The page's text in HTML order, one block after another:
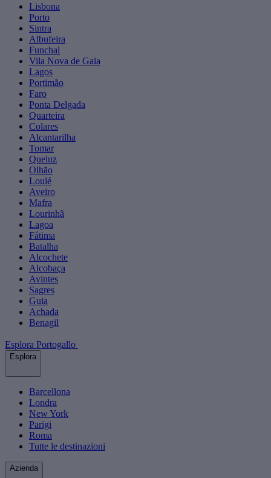
Lisbona
Porto
Sintra
Albufeira
Funchal
Vila Nova de Gaia
Lagos
Portimão
Faro
Ponta Delgada
Quarteira
Colares
Alcantarilha
Tomar
Queluz
Olhão
Loulé
Aveiro
Mafra
Lourinhã
Lagoa
Fátima
Batalha
Alcochete
Alcobaça
Avintes
Sagres
Guia
Achada
Benagil
Esplora Portogallo
Esplora
Barcellona
Londra
New York
Parigi
Roma
Tutte le destinazioni
Azienda